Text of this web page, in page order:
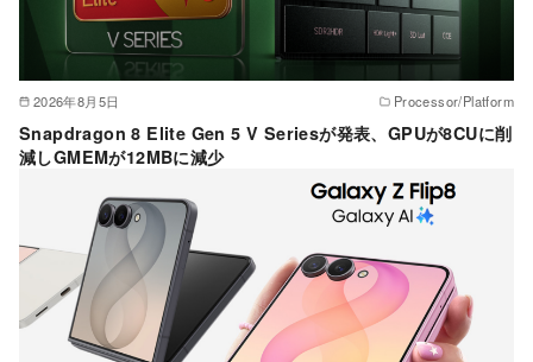
2026年8月5日 Processor/Platform
Snapdragon 8 Elite Gen 5 V Seriesが発表、GPUが8CUに削
減しGMEMが12MBに減少